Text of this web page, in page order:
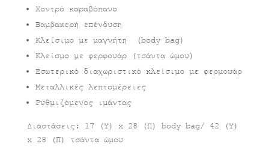
Χοντρό καραβόπανο
Βαμβακερή επένδυση
Κλείσιμο με μαγνήτη (body bag)
Κλείσμο με φερφουάρ (τσάντα ώμου)
Εσωτερικό διαχωριστικό κλείσιμο με φερμουάρ
Μεταλλικές λεπτομέρειες
Ρυθμιζόμενος ιμάντας
Διαστάσεις: 17 (Υ) x 28 (Π) body bag/ 42 (Υ)
x 28 (Π) τσάντα ώμου